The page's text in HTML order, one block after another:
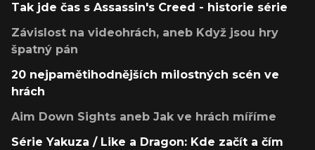
Tak jde čas s Assassin's Creed - historie série
Závislost na videohrách, aneb Když jsou hry
špatný pán
20 nejpamětihodnějších milostných scén ve
hrách
Aim Down Sights aneb Jak ve hrách míříme
Série Yakuza / Like a Dragon: Kde začít a čím